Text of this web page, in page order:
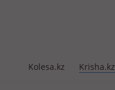
Kolesa.kz Krisha.kz